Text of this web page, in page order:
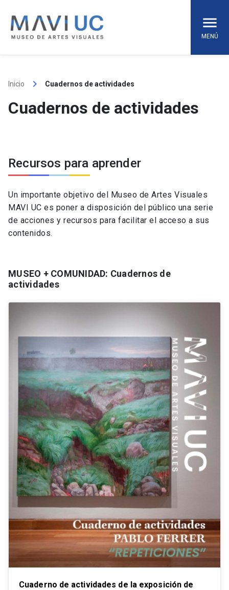
content
MENÚ
Inicio keyboard_arrow_right Cuadernos de actividades
Cuadernos de actividades
Recursos para aprender
Un importante objetivo del Museo de Artes Visuales
MAVI UC es poner a disposición del público una serie
de acciones y recursos para facilitar el acceso a sus
contenidos.
MUSEO + COMUNIDAD: Cuadernos de
actividades
Cuaderno de actividades de la exposición de